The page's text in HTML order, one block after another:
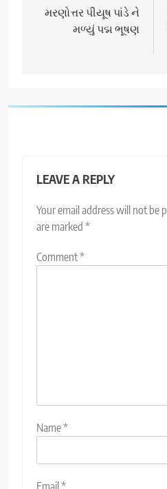
navigation
મરણોત્તર પીયૂષ પાંડે ને
મળ્યું પદ્મ ભૂષણ
LEAVE A REPLY
Your email address will not be
are marked *
Comment*
Name*
Email*